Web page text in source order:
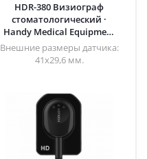
HDR-380 Визиограф
стоматологический ·
Handy Medical Equipment
(Китай)
Внешние размеры датчика:
41х29,6 мм.